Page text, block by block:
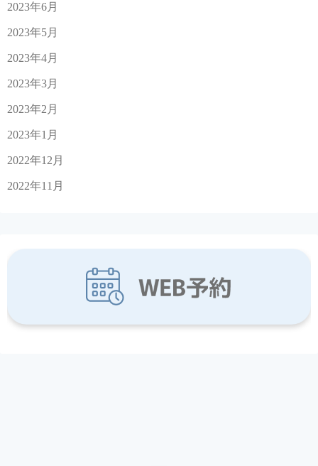
2023年6月
2023年5月
2023年4月
2023年3月
2023年2月
2023年1月
2022年12月
2022年11月